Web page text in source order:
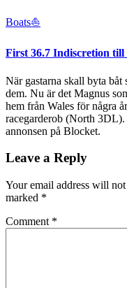
Boats⛵️
First 36.7 Indiscretion till
När gastarna skall byta båt
dem. Nu är det Magnus
hem från Wales för några
racegarderob (North
annonsen på Blocket.
Leave a Reply
Your email address will
marked *
Comment *